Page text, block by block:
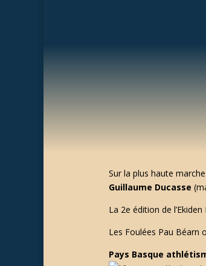
Sur la plus haute
Guillaume Ducasse
La 2e édition de
Les Foulées Pau Béarn
Pays Basque